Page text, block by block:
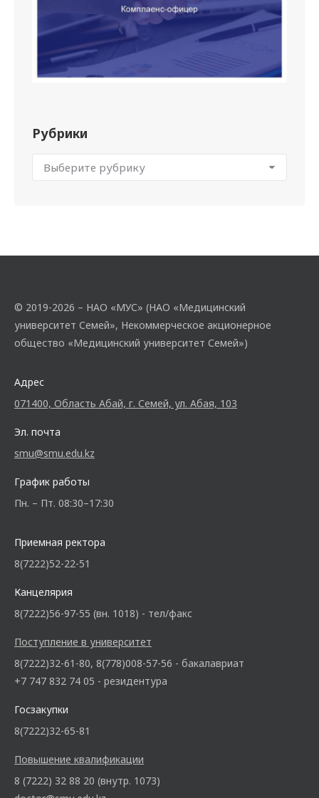
Рубрики
© 2019-2026 – НАО «МУС» (НАО «Медицинский
университет Семей», Некоммерческое акционерное
общество «Медицинский университет Семей»)
Адрес
071400, Область Абай, г. Семей, ул. Абая, 103
Эл. почта
smu@smu.edu.kz
График работы
Пн. – Пт. 08:30–17:30
Приемная ректора
8(7222)52-22-51
Канцелярия
8(7222)56-97-55 (вн. 1018) - тел/факс
Поступление в университет
8(7222)32-61-80, 8(778)008-57-56 - бакалавриат
+7 747 832 74 05 - резидентура
Госзакупки
8(7222)32-65-81
Повышение квалификации
8 (7222) 32 88 20 (внутр. 1073)